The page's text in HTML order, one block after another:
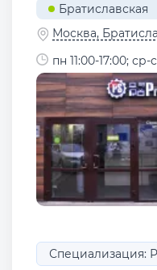
Братиславская
Москва,
пн 11:00-17:00; ср-
Специализация: